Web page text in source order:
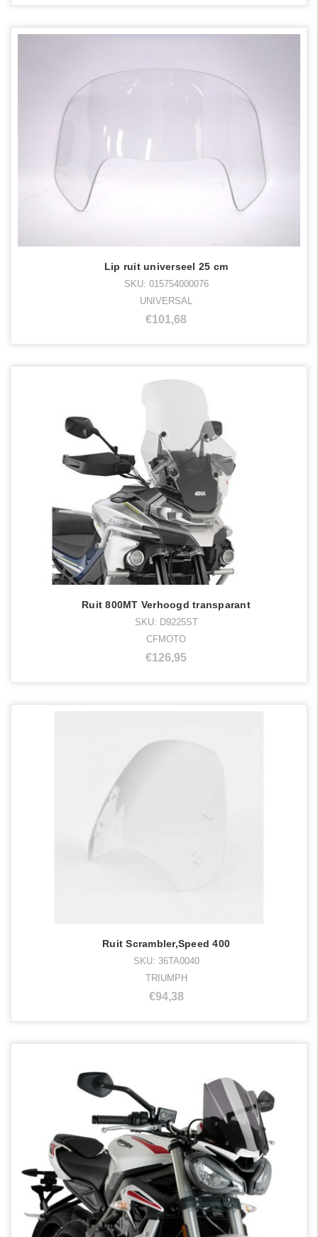
Lip ruit universeel 25 cm
SKU: 015754000076
UNIVERSAL
€101,68
Ruit 800MT Verhoogd transparant
SKU: D9225ST
CFMOTO
€126,95
Ruit Scrambler,Speed 400
SKU: 36TA0040
TRIUMPH
€94,38